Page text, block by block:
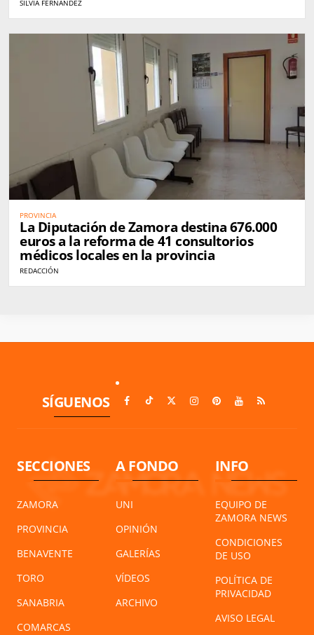
SILVIA FERNÁNDEZ
PROVINCIA
La Diputación de Zamora destina 676.000
euros a la reforma de 41 consultorios
médicos locales en la provincia
REDACCIÓN
SÍGUENOS
SECCIONES
ZAMORA
PROVINCIA
BENAVENTE
TORO
SANABRIA
COMARCAS
A FONDO
UNI
OPINIÓN
GALERÍAS
VÍDEOS
ARCHIVO
INFO
EQUIPO DE
ZAMORA NEWS
CONDICIONES
DE USO
POLÍTICA DE
PRIVACIDAD
AVISO LEGAL